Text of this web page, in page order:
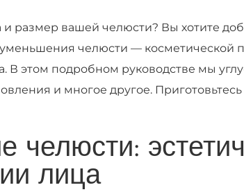
и размер вашей челюсти? Вы хотите
челюсти — косметической
В этом подробном руководстве мы
и многое другое.
челюсти:
лица